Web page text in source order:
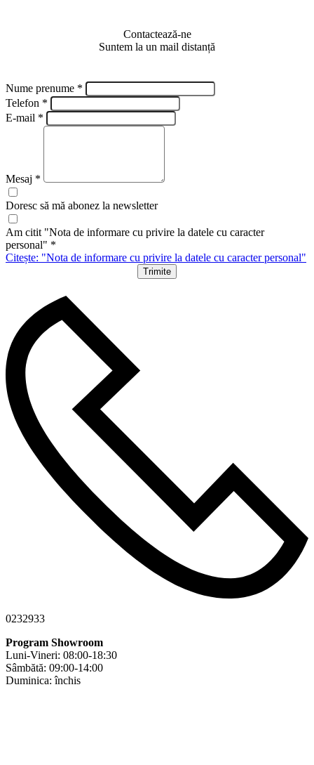
Contactează-ne
Suntem la un mail distanță
Nume prenume *
Telefon *
E-mail *
Mesaj *
Doresc să mă abonez la newsletter
Am citit "Nota de informare cu privire la datele cu caracter
personal" *
Citește: "Nota de informare cu privire la datele cu caracter personal"
Trimite
0232933
Program Showroom
Luni-Vineri: 08:00-18:30
Sâmbătă: 09:00-14:00
Duminica: închis